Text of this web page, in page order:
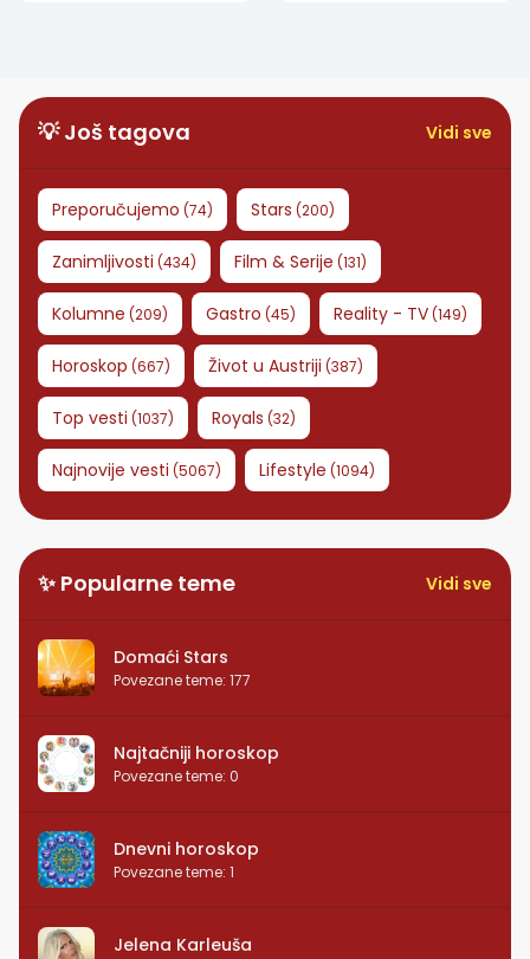
💡 Još tagova Vidi sve
Preporučujemo (74) Stars (200)
Zanimljivosti (434) Film & Serije (131)
Kolumne (209) Gastro (45) Reality - TV(149)
Horoskop (667) Život u Austriji (387)
Top vesti (1037) Royals (32)
Najnovije vesti (5067) Lifestyle (1094)
✨ Popularne teme Vidi sve
Domaći Stars
Povezane teme: 177
Najtačniji horoskop
Povezane teme: 0
Dnevni horoskop
Povezane teme: 1
Jelena Karleuša